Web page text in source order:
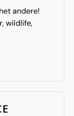
andere!
wildlife,